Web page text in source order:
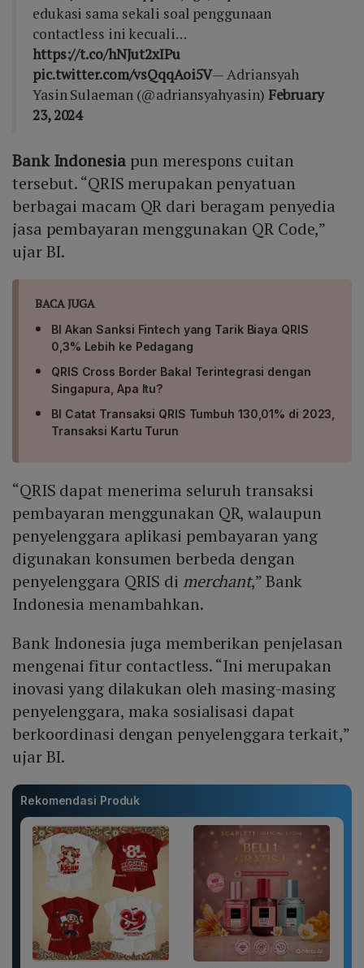
edukasi sama sekali soal penggunaan
contactless ini kecuali…
https://t.co/hNJut2xIPu
pic.twitter.com/vsQqqAoi5V— Adriansyah
Yasin Sulaeman (@adriansyahyasin) February
23, 2024
Bank Indonesiapun merespons cuitan
tersebut. “QRIS merupakan penyatuan
berbagai macam QR dari beragam penyedia
jasa pembayaran menggunakan QR Code,”
ujar BI.
BACA JUGA
BI Akan Sanksi Fintech yang Tarik Biaya QRIS
0,3% Lebih ke Pedagang
QRIS Cross Border Bakal Terintegrasi dengan
Singapura, Apa Itu?
BI Catat Transaksi QRIS Tumbuh 130,01% di 2023,
Transaksi Kartu Turun
“QRIS dapat menerima seluruh transaksi
pembayaran menggunakan QR, walaupun
penyelenggara aplikasi pembayaran yang
digunakan konsumen berbeda dengan
penyelenggara QRIS di merchant,” Bank
Indonesia menambahkan.
Bank Indonesia juga memberikan penjelasan
mengenai fitur contactless. “Ini merupakan
inovasi yang dilakukan oleh masing-masing
penyelenggara, maka sosialisasi dapat
berkoordinasi dengan penyelenggara terkait,”
ujar BI.
Rekomendasi Produk